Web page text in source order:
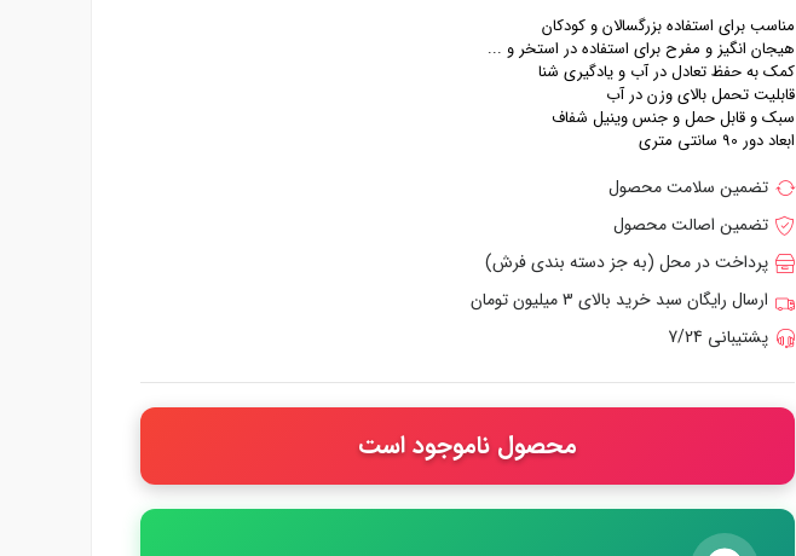
مناسب برای استفاده بزرگسالان و کودکان
هیجان انگیز و مفرح برای استفاده در استخر و ...
کمک به حفظ تعادل در آب و یادگیری شنا
قابلیت تحمل بالای وزن در آب
سبک و قابل حمل و جنس وینیل شفاف
ابعاد دور 90 سانتی متری
تضمین سلامت محصول
تضمین اصالت محصول
پرداخت در محل (به جز دسته بندی فرش)
ارسال رایگان سبد خرید بالای 3 میلیون تومان
پشتیبانی 7/24
محصول ناموجود است